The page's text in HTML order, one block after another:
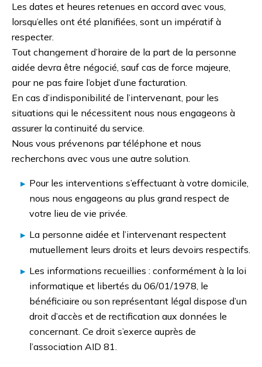
Les dates et heures retenues en accord avec vous,
lorsqu’elles ont été planifiées, sont un impératif à
respecter.
Tout changement d’horaire de la part de la personne
aidée devra être négocié, sauf cas de force majeure,
pour ne pas faire l’objet d’une facturation.
En cas d’indisponibilité de l’intervenant, pour les
situations qui le nécessitent nous nous engageons à
assurer la continuité du service.
Nous vous prévenons par téléphone et nous
recherchons avec vous une autre solution.
Pour les interventions s’effectuant à votre domicile,
nous nous engageons au plus grand respect de
votre lieu de vie privée.
La personne aidée et l’intervenant respectent
mutuellement leurs droits et leurs devoirs respectifs.
Les informations recueillies : conformément à la loi
informatique et libertés du 06/01/1978, le
bénéficiaire ou son représentant légal dispose d’un
droit d’accès et de rectification aux données le
concernant. Ce droit s’exerce auprès de
l’association AID 81.